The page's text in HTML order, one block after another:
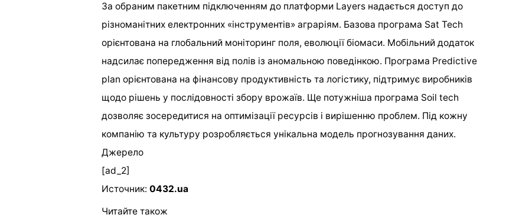
За обраним пакетним підключенням до платформи Layers надається доступ до
різноманітних електронних «інструментів» аграріям. Базова програма Sat Tech
орієнтована на глобальний моніторинг поля, еволюції біомаси. Мобільний додаток
надсилає попередження від полів із аномальною поведінкою. Програма Predictive
plan орієнтована на фінансову продуктивність та логістику, підтримує виробників
щодо рішень у послідовності збору врожаїв. Ще потужніша програма Soil tech
дозволяє зосередитися на оптимізації ресурсів і вирішенню проблем. Під кожну
компанію та культуру розробляється унікальна модель прогнозування даних.
Джерело
[ad_2]
Источник: 0432.ua
Читайте також